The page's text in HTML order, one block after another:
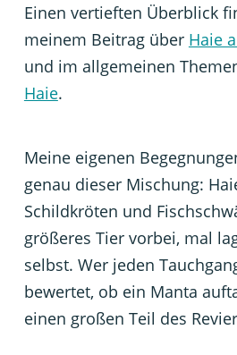
Einen vertieften Überblick
meinem Beitrag über Haie
und im allgemeinen
Haie.
Meine eigenen
genau dieser Mischung:
Schildkröten und
größeres Tier vorbei, mal
selbst. Wer jeden
bewertet, ob ein Manta
einen großen Teil des